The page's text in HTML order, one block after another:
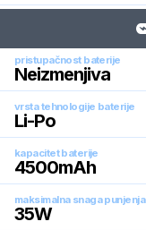
pristupačnost baterije
Neizmenjiva
vrsta tehnologije baterije
Li-Po
kapacitet baterije
4500mAh
maksimalna snaga punjenja
35W